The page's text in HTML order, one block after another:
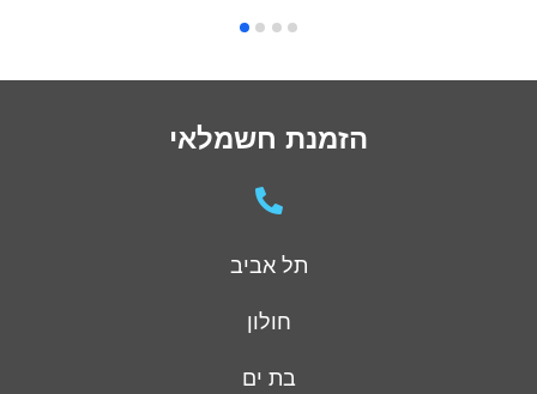
הזמנת חשמלאי
תל אביב
חולון
בת ים